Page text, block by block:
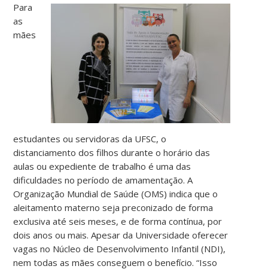
Para
as
mães
estudantes ou servidoras da UFSC, o
distanciamento dos filhos durante o horário das
aulas ou expediente de trabalho é uma das
dificuldades no período de amamentação. A
Organização Mundial de Saúde (OMS) indica que o
aleitamento materno seja preconizado de forma
exclusiva até seis meses, e de forma contínua, por
dois anos ou mais. Apesar da Universidade oferecer
vagas no Núcleo de Desenvolvimento Infantil (NDI),
nem todas as mães conseguem o benefício. “Isso